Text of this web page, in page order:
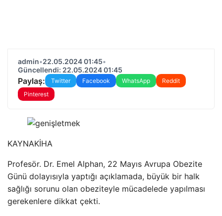
admin•22.05.2024 01:45•
Güncellendi: 22.05.2024 01:45
Paylaş: Twitter Facebook WhatsApp
Reddit
Pinterest
KAYNAKİHA
Profesör. Dr. Emel Alphan, 22 Mayıs Avrupa Obezite
Günü dolayısıyla yaptığı açıklamada, büyük bir halk
sağlığı sorunu olan obeziteyle mücadelede yapılması
gerekenlere dikkat çekti.